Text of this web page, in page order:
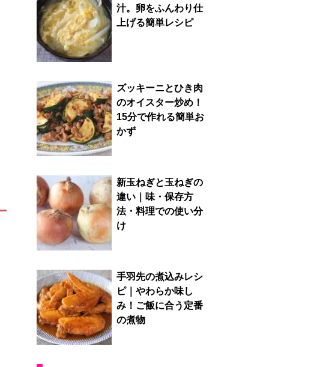
汁。卵をふんわり仕
上げる簡単レシピ
ズッキーニとひき肉
のオイスター炒め！
15分で作れる簡単お
かず
新玉ねぎと玉ねぎの
違い｜味・保存方
法・料理での使い分
け
手羽先の煮込みレシ
ピ｜やわらか味し
み！ご飯に合う定番
の煮物